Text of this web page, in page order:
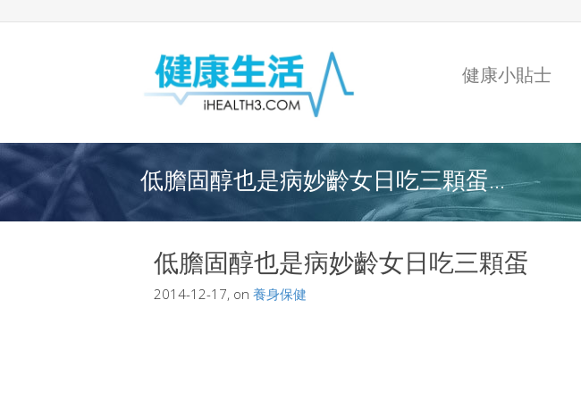
健康小貼士
低膽固醇也是病妙齡女日吃三顆蛋...
低膽固醇也是病妙齡女日吃三顆蛋
2014-12-17, on 養身保健